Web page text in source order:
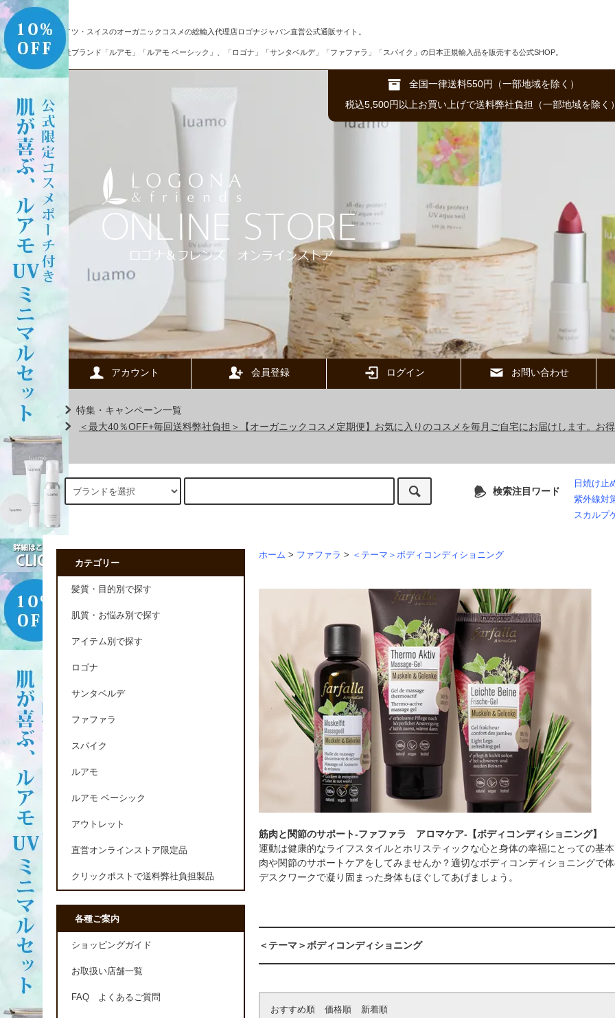
ドイツ・スイスのオーガニックコスメの総輸入代理店ロゴナジャパン直営公式通販サイト。
自社ブランド「ルアモ」「ルアモ ベーシック」、「ロゴナ」「サンタベルデ」「ファファラ」「スパイク」の日本正規輸入品を販売する公式SHOP。
全国一律送料550円（一部地域を除く）
税込5,500円以上お買い上げで送料弊社負担（一部地域を除く）
アカウント 会員登録 ログイン お問い合わせ
特集・キャンペーン一覧
＜最大40％OFF+毎回送料弊社負担＞【オーガニックコスメ定期便】お気に入りのコスメを毎月ご自宅にお届けします。お
検索注目ワード
日焼け止
紫外線対
スカルプ
ホーム > ファファラ > ＜テーマ＞ボディコンディショニング
筋肉と関節のサポート-ファファラ アロマケア-【ボディコンディショニング】
運動は健康的なライフスタイルとホリスティックな心と身体の幸福にとっての基
肉や関節のサポートケアをしてみませんか？適切なボディコンディショニングで
デスクワークで凝り固まった身体もほぐしてあげましょう。
＜テーマ＞ボディコンディショニング
おすすめ順 価格順 新着順
カテゴリー
髪質・目的別で探す
肌質・お悩み別で探す
アイテム別で探す
ロゴナ
サンタベルデ
ファファラ
スパイク
ルアモ
ルアモ ベーシック
アウトレット
直営オンラインストア限定品
クリックポストで送料弊社負担製品
各種ご案内
ショッピングガイド
お取扱い店舗一覧
FAQ よくあるご質問